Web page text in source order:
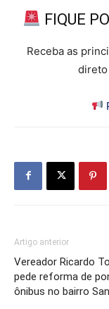
FIQUE
Receba as
direto
Artigo anterior
Vereador Ricardo
pede reforma de
ônibus no bairro